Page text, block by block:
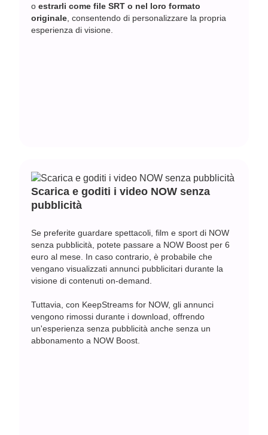
oestrarli come file SRT o nel loro formato
originale , consentendo di personalizzare la propria
esperienza di visione.
Scarica e goditi i video NOW senza
pubblicità
Se preferite guardare spettacoli, film e sport di NOW
senza pubblicità, potete passare a NOW Boost per 6
euro al mese. In caso contrario, è probabile che
vengano visualizzati annunci pubblicitari durante la
visione di contenuti on-demand.
Tuttavia, con KeepStreams for NOW, gli annunci
vengono rimossi durante i download, offrendo
un'esperienza senza pubblicità anche senza un
abbonamento a NOW Boost.